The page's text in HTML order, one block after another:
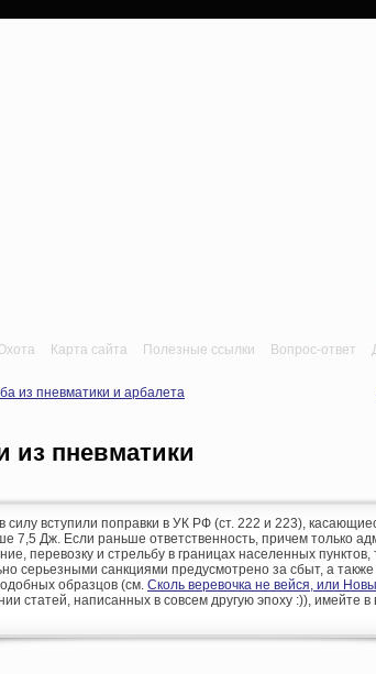
Карта сайта Полезные ссылки Вопрос-ответ
из пневматики и арбалета
из пневматики
силу вступили поправки в УК РФ (ст. 222 и 223),
7,5 Дж. Если раньше ответственность, причем только
перевозку и стрельбу в границах населенных
серьезными санкциями предусмотрено за сбыт, а также
образцов (см. Сколь веревочка не вейся, или
статей, написанных в совсем другую эпоху :)), имейте